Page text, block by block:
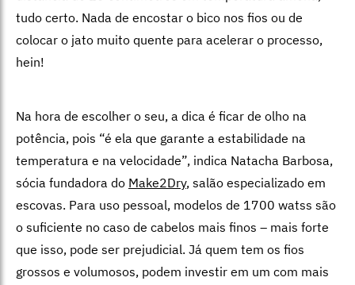
tudo certo. Nada de encostar o bico nos fios ou de
colocar o jato muito quente para acelerar o processo,
hein!
Na hora de escolher o seu, a dica é ficar de olho na
potência, pois “é ela que garante a estabilidade na
temperatura e na velocidade”, indica Natacha Barbosa,
sócia fundadora do Make2Dry, salão especializado em
escovas. Para uso pessoal, modelos de 1700 watss são
o suficiente no caso de cabelos mais finos – mais forte
que isso, pode ser prejudicial. Já quem tem os fios
grossos e volumosos, podem investir em um com mais